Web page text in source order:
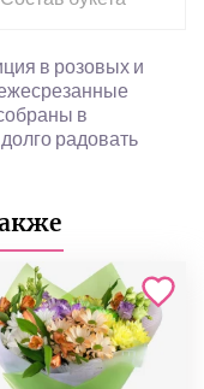
в розовых и
в
радовать